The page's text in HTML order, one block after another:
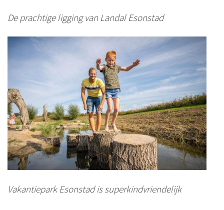
De prachtige ligging van Landal Esonstad
Vakantiepark Esonstad is superkindvriendelijk